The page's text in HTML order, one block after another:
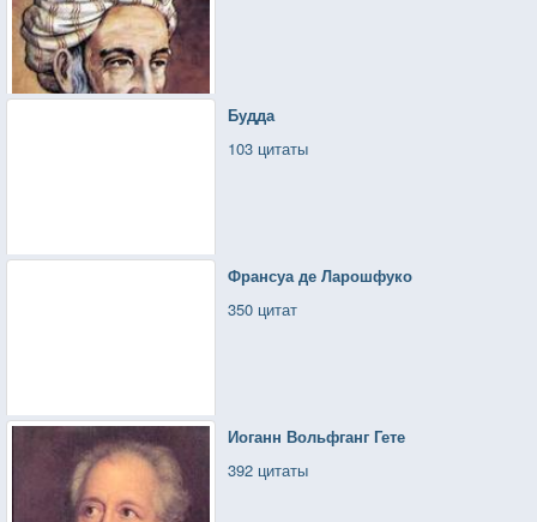
Будда
103 цитаты
Франсуа де Ларошфуко
350 цитат
Иоганн Вольфганг Гете
392 цитаты